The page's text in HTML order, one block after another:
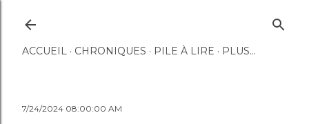
ACCUEIL CHRONIQUES PILE À LIRE PLUS…
7/24/2024 08:00:00 AM